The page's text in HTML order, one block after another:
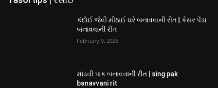
કંદોઈ જેવી મીઠાઈ ઘરે બનાવવાની રીત | કેસર પેંડા
બનાવવાની રીત
February 9, 2025
માંડવી પાક બનાવવાની રીત | sing pak
banavvani rit